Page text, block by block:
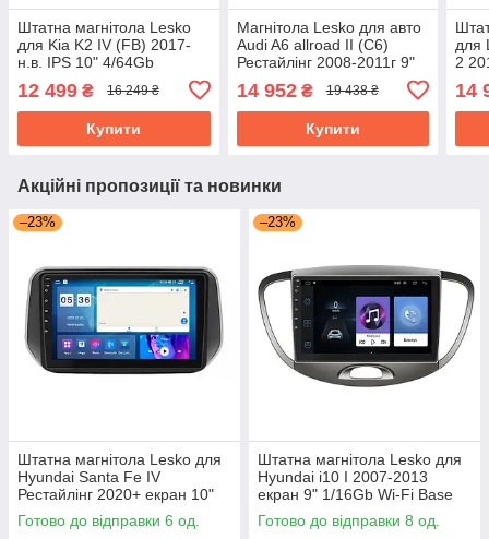
Штатна магнітола Lesko
для Kia K2 IV (FB) 2017-
н.в. IPS 10" 4/64Gb
Prime Киа
12 499 ₴ 16 249 ₴
Купити
Магнітола Lesko для авто
Audi A6 allroad II (C6)
Рестайлінг 2008-2011г 9"
2/32Gb CarPlay 4G Wi-Fi
GPS Prime
14 952₴ 19 438 ₴
Купити
для
2
14
Акційні пропозиції та новинки
–23%
Штатна магнітола Lesko для
Hyundai Santa Fe IV
Рестайлінг 2020+ екран 10"
4/64Gb CarPlay 4G Wi-Fi GPS
Prime
Готово до відправки 6 од.
–23%
Штатна магнітола Lesko для
Hyundai i10 I 2007-2013
екран 9" 1/16Gb Wi-Fi Base
Хюндай Android
Готово до відправки 8 од.